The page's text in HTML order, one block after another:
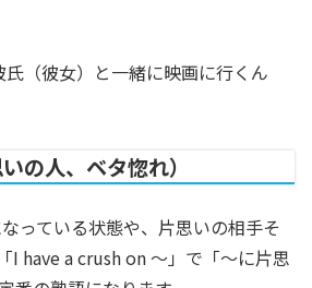
氏（彼女）と一緒に映画に行くん
の人、ベタ惚れ）
っている状態や、片思いの相手そ
I have a crush on 〜」で「〜に片思